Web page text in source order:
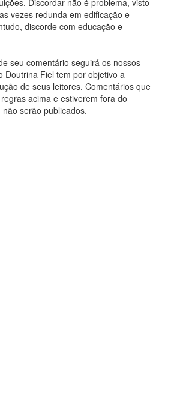
Discordar não é problema, visto
vezes redunda em edificação e
discorde com educação e
seu comentário seguirá os nossos
Doutrina Fiel tem por objetivo a
de seus leitores. Comentários que
acima e estiverem fora do
serão publicados.